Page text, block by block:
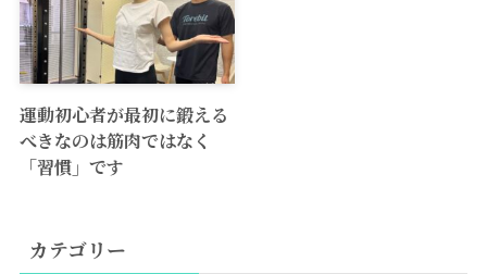
運動初心者が最初に鍛える
べきなのは筋肉ではなく
「習慣」です
カテゴリー